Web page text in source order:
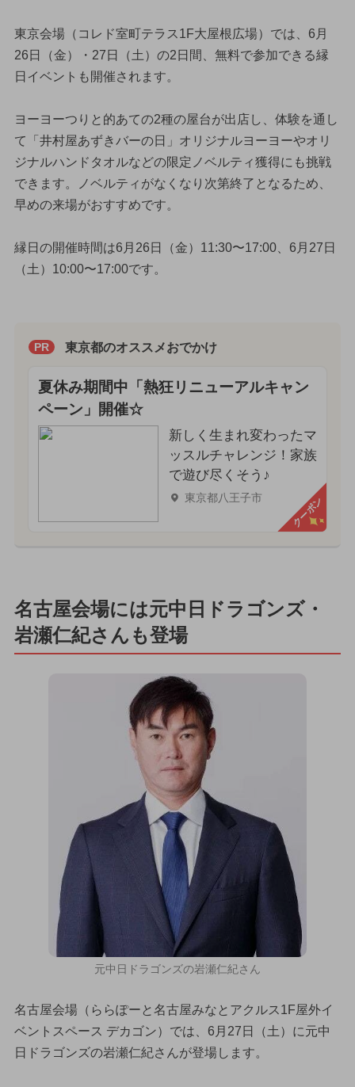
東京会場（コレド室町テラス1F大屋根広場）では、6月
26日（金）・27日（土）の2日間、無料で参加できる縁
日イベントも開催されます。
ヨーヨーつりと的あての2種の屋台が出店し、体験を通し
て「井村屋あずきバーの日」オリジナルヨーヨーやオリ
ジナルハンドタオルなどの限定ノベルティ獲得にも挑戦
できます。ノベルティがなくなり次第終了となるため、
早めの来場がおすすめです。
縁日の開催時間は6月26日（金）11:30〜17:00、6月27日
（土）10:00〜17:00です。
PR 東京都のオススメおでかけ
夏休み期間中「熱狂リニューアルキャン
ペーン」開催☆
新しく生まれ変わったマ
ッスルチャレンジ！家族
で遊び尽くそう♪
東京都八王子市 クーポン
名古屋会場には元中日ドラゴンズ・
岩瀬仁紀さんも登場
元中日ドラゴンズの岩瀬仁紀さん
名古屋会場（ららぽーと名古屋みなとアクルス1F屋外イ
ベントスペース デカゴン）では、6月27日（土）に元中
日ドラゴンズの岩瀬仁紀さんが登場します。